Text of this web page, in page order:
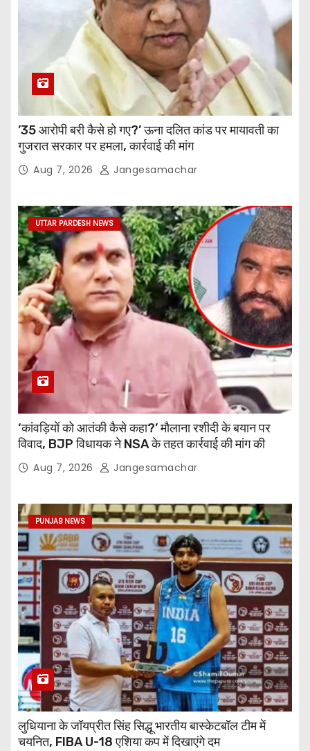
’35 आरोपी बरी कैसे हो गए?’ ऊना दलित कांड पर मायावती का
गुजरात सरकार पर हमला, कार्रवाई की मांग
Aug 7, 2026 Jangesamachar
UTTAR PARDESH NEWS
‘कांवड़ियों को आतंकी कैसे कहा?’ मौलाना रशीदी के बयान पर
विवाद, BJP विधायक ने NSA के तहत कार्रवाई की मांग की
Aug 7, 2026 Jangesamachar
PUNJAB NEWS
लुधियाना के जॉयप्रीत सिंह सिद्धू भारतीय बास्केटबॉल टीम में
चयनित, FIBA U-18 एशिया कप में दिखाएंगे दम